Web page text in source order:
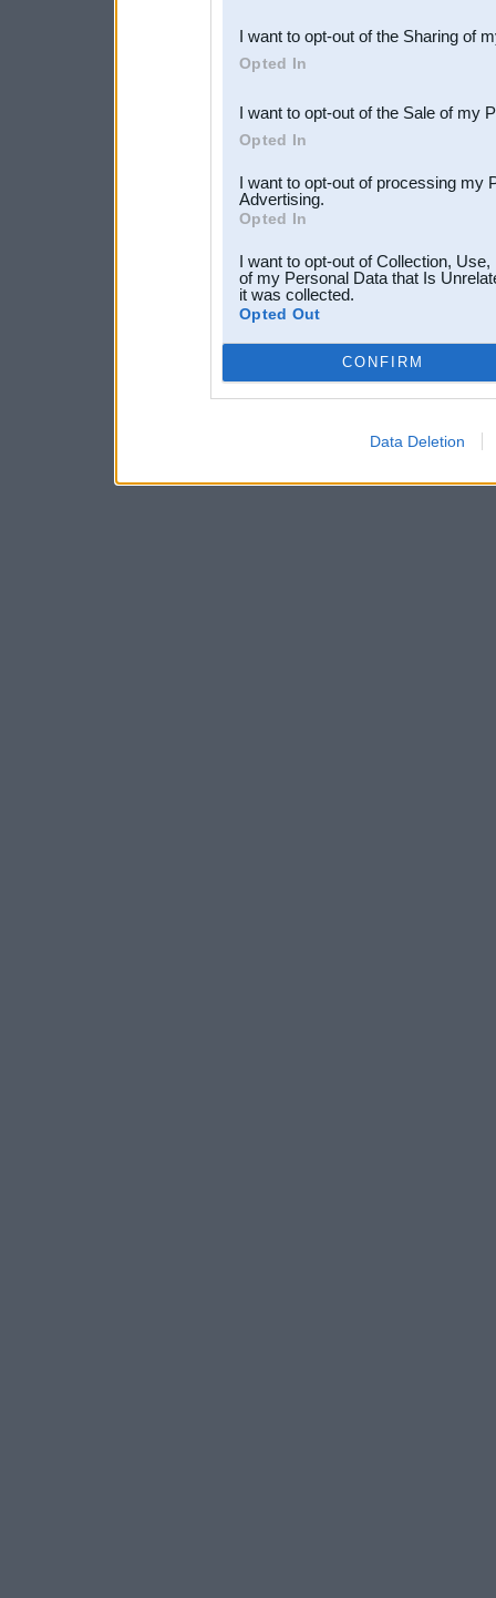
Downstream Participants
third parties.
I want to opt-out of the Sharing of
Opted In
I want to opt-out of the Sale of my
Opted In
I want to opt-out of processing my
Advertising.
Opted In
I want to opt-out of Collection,
of my Personal Data that Is
it was collected.
Opted Out
CONFIRM
Data Deletion